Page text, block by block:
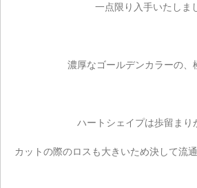
一点限り入手いたしま
濃厚なゴールデンカラーの、
ハートシェイプは歩留まり
カットの際のロスも大きいため決して流